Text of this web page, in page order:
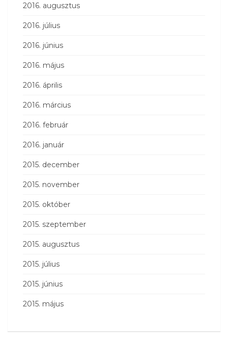
2016. augusztus
2016. július
2016. június
2016. május
2016. április
2016. március
2016. február
2016. január
2015. december
2015. november
2015. október
2015. szeptember
2015. augusztus
2015. július
2015. június
2015. május